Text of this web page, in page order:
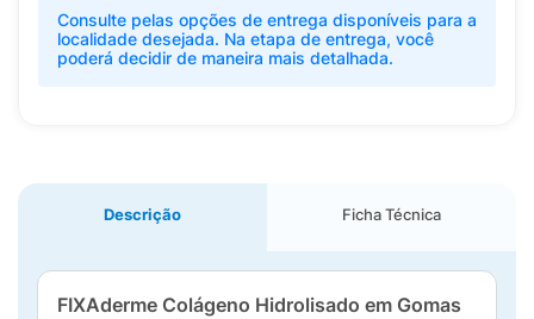
Consulte pelas opções de entrega disponíveis para a
localidade desejada. Na etapa de entrega, você
poderá decidir de maneira mais detalhada.
Descrição Ficha Técnica
FIXAderme Colágeno Hidrolisado em Gomas